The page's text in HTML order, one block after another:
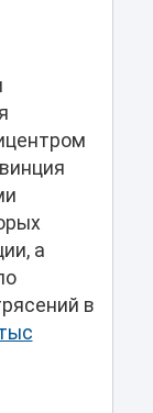
а
в